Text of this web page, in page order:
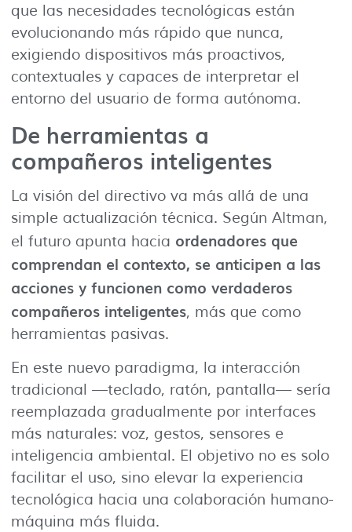
que las necesidades tecnológicas están
evolucionando más rápido que nunca,
exigiendo dispositivos más proactivos,
contextuales y capaces de interpretar el
entorno del usuario de forma autónoma.
De herramientas a
compañeros inteligentes
La visión del directivo va más allá de una
simple actualización técnica. Según Altman,
el futuro apunta hacia ordenadores que
comprendan el contexto, se anticipen a las
acciones y funcionen como verdaderos
compañeros inteligentes, más que como
herramientas pasivas.
En este nuevo paradigma, la interacción
tradicional —teclado, ratón, pantalla— sería
reemplazada gradualmente por interfaces
más naturales: voz, gestos, sensores e
inteligencia ambiental. El objetivo no es solo
facilitar el uso, sino elevar la experiencia
tecnológica hacia una colaboración humano-
máquina más fluida.